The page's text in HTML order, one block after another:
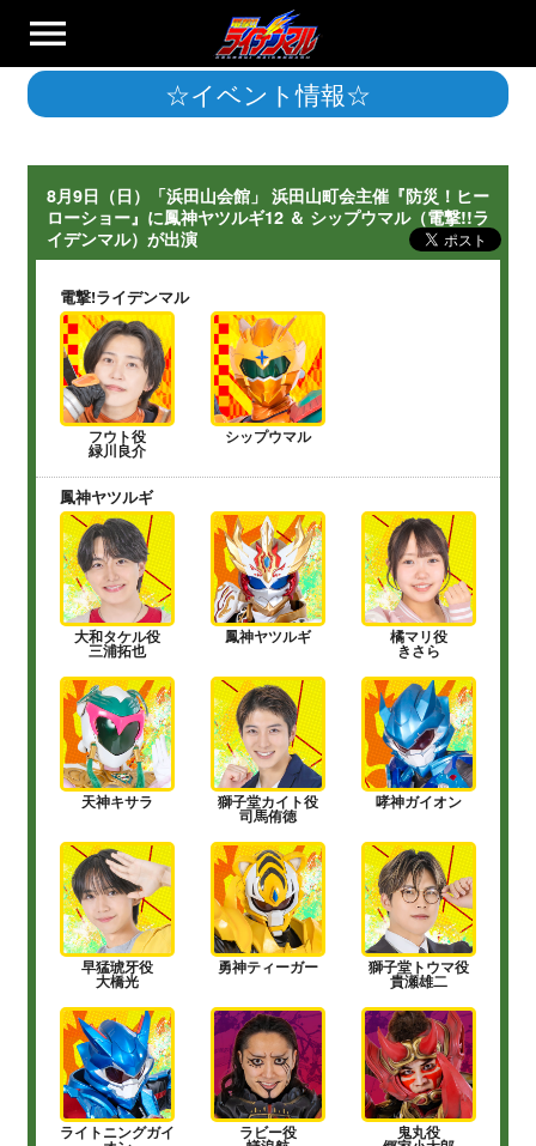
menu
☆イベント情報☆
8月9日（日）「浜田山会館」 浜田山町会主催『防災！ヒー
ローショー』に鳳神ヤツルギ12 ＆ シップウマル（電撃!!ラ
イデンマル）が出演
電撃!ライデンマル
フウト役
緑川良介
シップウマル
鳳神ヤツルギ
大和タケル役
三浦拓也
鳳神ヤツルギ 橘マリ役
きさら
天神キサラ 獅子堂カイト役
司馬侑徳
哮神ガイオン
早猛琥牙役
大橋光
勇神ティーガー 獅子堂トウマ役
貴瀬雄二
ライトニングガイ ラビー役 鬼丸役